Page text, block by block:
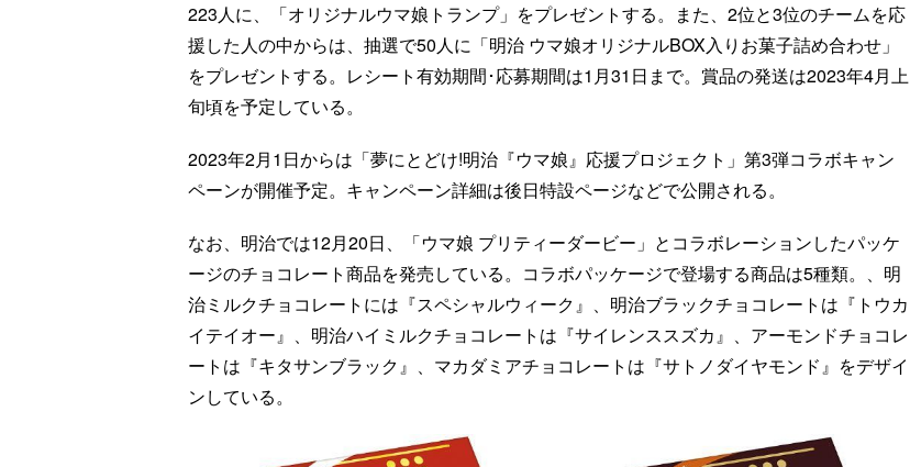
223人に、「オリジナルウマ娘トランプ」をプレゼントする。また、2位と3位のチームを応
援した人の中からは、抽選で50人に「明治 ウマ娘オリジナルBOX入りお菓子詰め合わせ」
をプレゼントする。レシート有効期間･応募期間は1月31日まで。賞品の発送は2023年4月上
旬頃を予定している。
2023年2月1日からは「夢にとどけ!明治『ウマ娘』応援プロジェクト」第3弾コラボキャン
ペーンが開催予定。キャンペーン詳細は後日特設ページなどで公開される。
なお、明治では12月20日、「ウマ娘 プリティーダービー」とコラボレーションしたパッケ
ージのチョコレート商品を発売している。コラボパッケージで登場する商品は5種類。、明
治ミルクチョコレートには『スペシャルウィーク』、明治ブラックチョコレートは『トウカ
イテイオー』、明治ハイミルクチョコレートは『サイレンススズカ』、アーモンドチョコレ
ートは『キタサンブラック』、マカダミアチョコレートは『サトノダイヤモンド』をデザイ
ンしている。